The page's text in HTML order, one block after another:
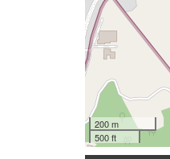
200 m
500 ft